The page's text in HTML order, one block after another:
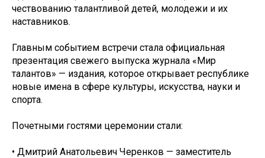
чествованию талантливой детей, молодежи и их
наставников.
Главным событием встречи стала официальная
презентация свежего выпуска журнала «Мир
талантов» — издания, которое открывает республике
новые имена в сфере культуры, искусства, науки и
спорта.
Почетными гостями церемонии стали:
• Дмитрий Анатольевич Черенков — заместитель